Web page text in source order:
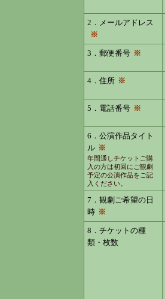
2．メールアドレス
※
3．郵便番号 ※
4．住所 ※
5．電話番号 ※
6．公演作品タイト
ル ※
年間通しチケットご購
入の方は初回にご観劇
予定の公演作品をご記
入ください。
7．観劇ご希望の日
時 ※
8．チケットの種
類・枚数